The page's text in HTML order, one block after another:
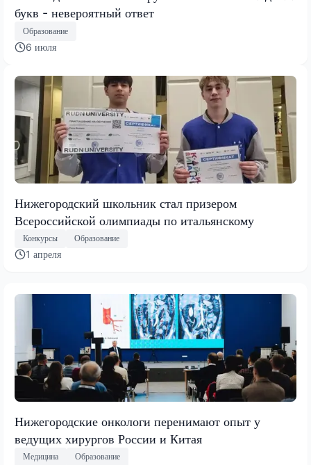
букв - невероятный ответ
Образование
6 июля
Нижегородский школьник стал призером
Всероссийской олимпиады по итальянскому
Конкурсы Образование
1 апреля
Нижегородские онкологи перенимают опыт у
ведущих хирургов России и Китая
Медицина Образование